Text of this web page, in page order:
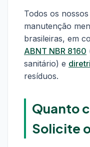
Todos os
manutenção
brasileiras, em
ABNT NBR 8160
sanitário) e
resíduos.
Quanto
Solicite